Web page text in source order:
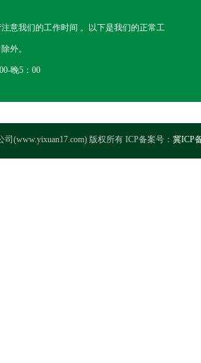
意我们的工作时间 。以下是我们的正常工
外。
晚5：00
(www.yixuan17.com) 版权所有 ICP备案号： 冀ICP